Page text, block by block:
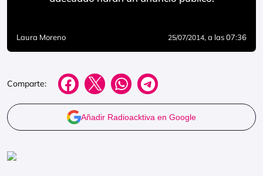
Laura Moreno 25/07/2014, a las 07:36
Comparte:
Añadir Radioacktiva en Google